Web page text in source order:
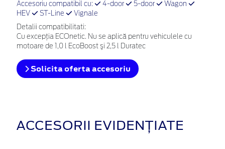
Accesoriu compatibil cu: 4-door 5-door
Wagon
HEV
ST-Line Vignale
Detalii compatibilitati:
Cu excepția ECOnetic. Nu se aplică pentru vehiculele cu
motoare de 1,0 l EcoBoost şi 2,5 l Duratec
Solicita oferta accesoriu
ACCESORII EVIDENȚIATE